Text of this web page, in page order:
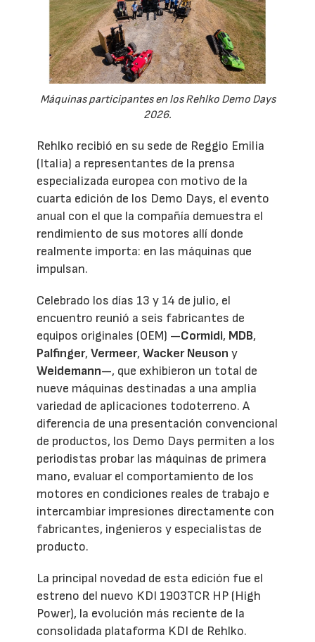
Máquinas participantes en los Rehlko Demo Days
2026.
Rehlko recibió en su sede de Reggio Emilia
(Italia) a representantes de la prensa
especializada europea con motivo de la
cuarta edición de los Demo Days, el evento
anual con el que la compañía demuestra el
rendimiento de sus motores allí donde
realmente importa: en las máquinas que
impulsan.
Celebrado los días 13 y 14 de julio, el
encuentro reunió a seis fabricantes de
equipos originales (OEM) —Cormidi, MDB,
Palfinger,Vermeer,Wacker Neuson y
Weidemann—, que exhibieron un total de
nueve máquinas destinadas a una amplia
variedad de aplicaciones todoterreno. A
diferencia de una presentación convencional
de productos, los Demo Days permiten a los
periodistas probar las máquinas de primera
mano, evaluar el comportamiento de los
motores en condiciones reales de trabajo e
intercambiar impresiones directamente con
fabricantes, ingenieros y especialistas de
producto.
La principal novedad de esta edición fue el
estreno del nuevo KDI 1903TCR HP (High
Power), la evolución más reciente de la
consolidada plataforma KDI de Rehlko.